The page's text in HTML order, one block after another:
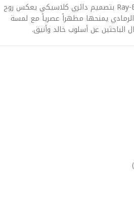
نظارة شمسية أيقونية من Ray-Ban بتصميم دائري كلاسيكي يعكس روح
الرمادي يمنحها مظهراً عصرياً مع لمسة
الباحثين عن أسلوب خالد وأنيق.